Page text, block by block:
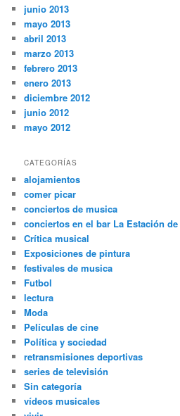
junio 2013
mayo 2013
abril 2013
marzo 2013
febrero 2013
enero 2013
diciembre 2012
junio 2012
mayo 2012
CATEGORÍAS
alojamientos
comer picar
conciertos de musica
conciertos en el bar La Estación de
Crítica musical
Exposiciones de pintura
festivales de musica
Futbol
lectura
Moda
Películas de cine
Política y sociedad
retransmisiones deportivas
series de televisión
Sin categoría
vídeos musicales